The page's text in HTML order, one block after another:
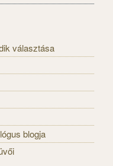
választása
blogja